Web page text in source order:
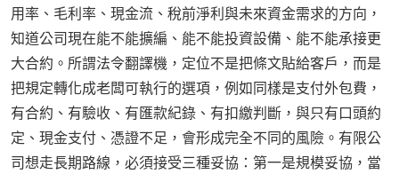
用率、毛利率、現金流、稅前淨利與未來資金需求的方向，
知道公司現在能不能擴編、能不能投資設備、能不能承接更
大合約。所謂法令翻譯機，定位不是把條文貼給客戶，而是
把規定轉化成老闆可執行的選項，例如同樣是支付外包費，
有合約、有驗收、有匯款紀錄、有扣繳判斷，與只有口頭約
定、現金支付、憑證不足，會形成完全不同的風險。有限公
司想走長期路線，必須接受三種妥協：第一是規模妥協，當